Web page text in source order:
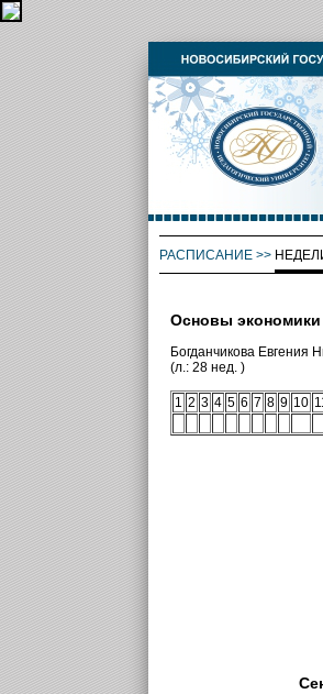
РАСПИСАНИЕ>>
Основы экономики
Богданчикова Евгения
(л.: 28 нед. )
1 2 3 4 5 6 7 8 9 10